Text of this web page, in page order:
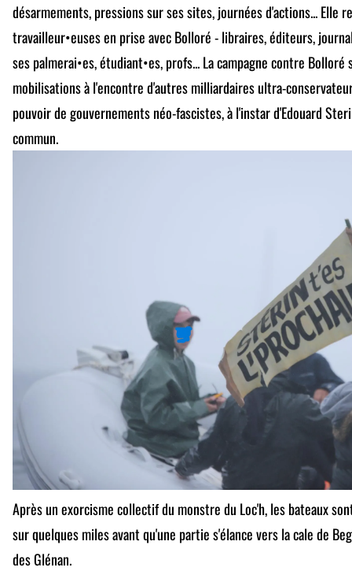
désarmements, pressions sur ses sites, journées d'actions... Elle
travailleur•euses en prise avec Bolloré - libraires, éditeurs,
ses palmerai•es, étudiant•es, profs... La campagne contre
mobilisations à l'encontre d'autres milliardaires ultra-
pouvoir de gouvernements néo-fascistes, à l'instar d'Edouard
commun.
Après un exorcisme collectif du monstre du Loc'h, les bateaux
sur quelques miles avant qu'une partie s'élance vers la cale de
des Glénan.